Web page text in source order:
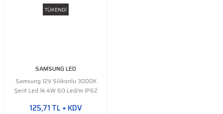
TÜKENDİ
SAMSUNG LED
Samsung 12V Silikonlu 3000K
Şerit Led 14.4W 60 Led/m IP62
125,71 TL + KDV